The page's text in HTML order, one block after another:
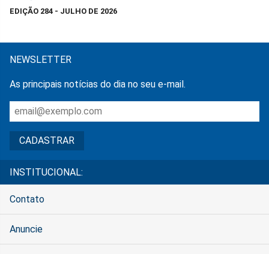
EDIÇÃO 284 - JULHO DE 2026
NEWSLETTER
As principais notícias do dia no seu e-mail.
INSTITUCIONAL:
Contato
Anuncie